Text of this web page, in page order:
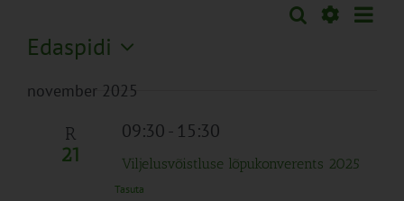
Sündmused
Otsi
Edaspidi
kuupäev.
november 2025
R
21
09:30- 15:30
Viljelusvõistluse lõpukonverents 2025
Tasuta